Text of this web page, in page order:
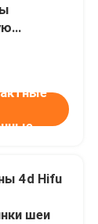
4d Hifu
шеи